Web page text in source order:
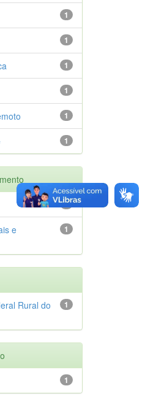
1
1
1
1
1
1
1
1
e
1
Rural do
1